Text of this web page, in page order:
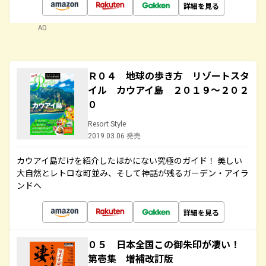
詳細を見る
AD
Ｒ０４ 地球の歩き方 リゾートスタ
イル カウアイ島 ２０１９～２０２
０
Resort Style
2019.03.06 発売
カウアイ島だけを紹介したほかにない究極のガイド！ 美しい
大自然とレトロな町並み、そして神話が残るガーデン・アイラ
ンドへ
詳細を見る
０５ 日本全国この御朱印が凄い！
第壱集 増補改訂版